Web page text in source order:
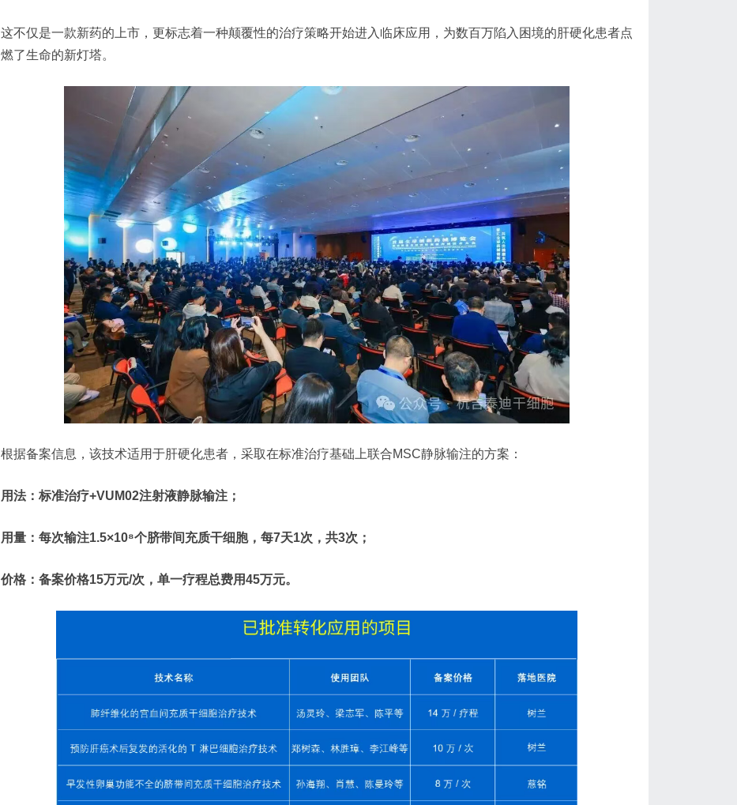
这不仅是一款新药的上市，更标志着一种颠覆性的治疗策略开始进入临床应用，为数百万陷入困境的肝硬化患者点
燃了生命的新灯塔。
根据备案信息，该技术适用于肝硬化患者，采取在标准治疗基础上联合MSC静脉输注的方案：
用法：标准治疗+VUM02注射液静脉输注；
用量 ：每次输注1.5×10⁸个脐带间充质干细胞，每7天1次，共3次；
价格 ：备案价格15万元/次 ，单一疗程总费用45万元。